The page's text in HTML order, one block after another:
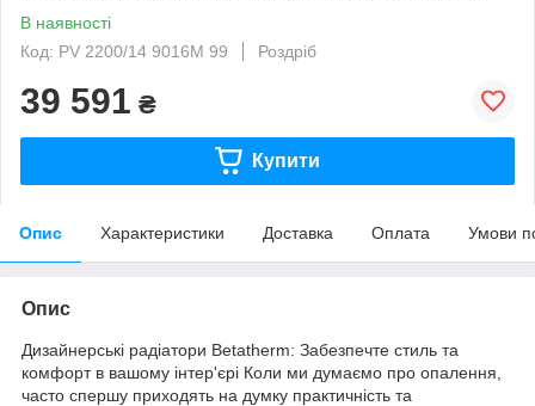
В наявності
Код: PV 2200/14 9016М 99
Роздріб
39 591 ₴
Купити
Опис Характеристики Доставка Оплата Умови
Опис
Дизайнерські радіатори Betatherm: Забезпечте стиль та
комфорт в вашому інтер'єрі Коли ми думаємо про опалення,
часто спершу приходять на думку практичність та